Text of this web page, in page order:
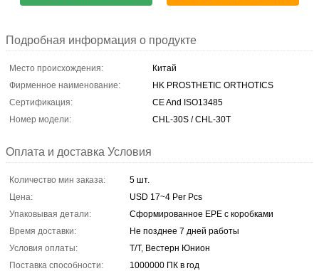
Подробная информация о продукте
Место происхождения:
Китай
Фирменное наименование:
HK PROSTHETIC ORTHOTICS
Сертификация:
CE And ISO13485
Номер модели:
CHL-30S / CHL-30T
Оплата и доставка Условия
Количество мин заказа:
5 шт.
Цена:
USD 17~4 Per Pcs
Упаковывая детали:
Сформированное EPE с коробками
Время доставки:
Не позднее 7 дней работы
Условия оплаты:
Т/Т, Вестерн Юнион
Поставка способности:
1000000 ПК в год